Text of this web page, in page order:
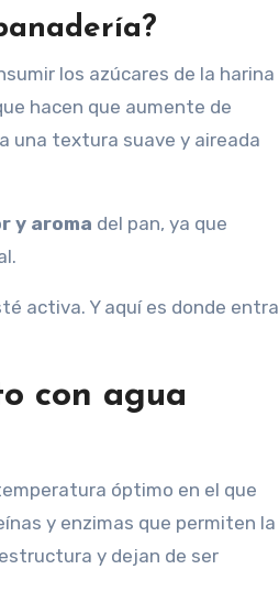
los azúcares de la harina
hacen que aumente de
una textura suave y aireada
y aroma del pan, ya que
activa. Y aquí es donde entra
con agua
óptimo en el que
y enzimas que permiten la
y dejan de ser